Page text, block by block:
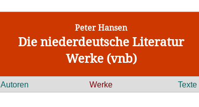
Peter Hansen
Die niederdeutsche Literatur
Werke (vnb)
Autoren Werke Texte